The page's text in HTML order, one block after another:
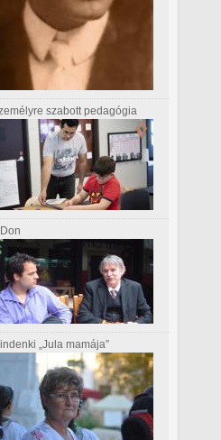
szabott pedagógia
„Jula mamája”